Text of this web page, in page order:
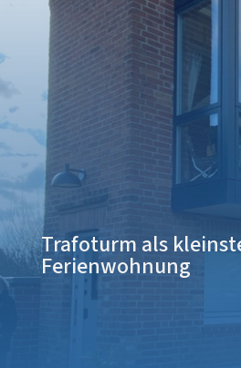
Trafoturm als
Ferienwohnung